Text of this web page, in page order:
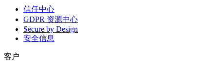
信任中心
GDPR 资源中心
Secure by Design
安全信息
客户